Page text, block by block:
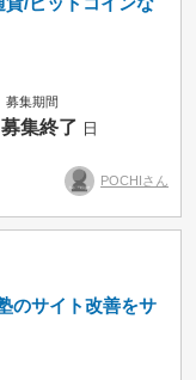
募集期間
募集終了 日
POCHIさん
のサイト改善をサ